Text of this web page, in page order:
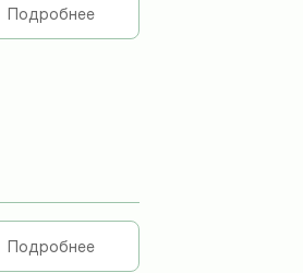
Подробнее
Подробнее